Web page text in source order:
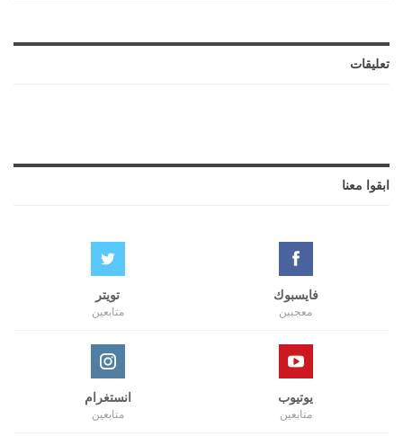
تعليقات
ابقوا معنا
فايسبوك
معجبين
تويتر
متابعين
يوتيوب
متابعين
انستغرام
متابعين